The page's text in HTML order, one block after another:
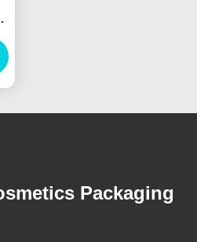
Packaging